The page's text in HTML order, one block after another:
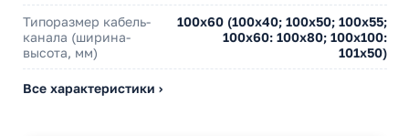
Типоразмер кабель-
канала (ширина-
высота, мм)
100х60 (100х40; 100х50; 100х55;
100х60: 100х80; 100х100:
101х50)
Все характеристики ›